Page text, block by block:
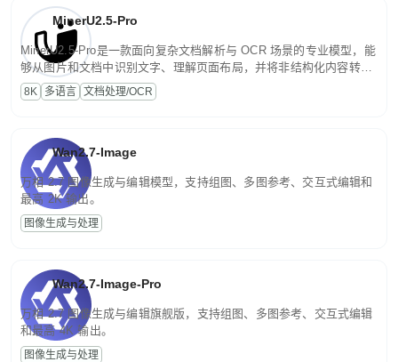
MinerU2.5-Pro
MinerU2.5-Pro是一款面向复杂文档解析与 OCR 场景的专业模型，能
够从图片和文档中识别文字、理解页面布局，并将非结构化内容转换
为便于存储、检索和二次处理的结构化结果。
8K 多语言 文档处理/OCR
Wan2.7-Image
万相 2.7 图像生成与编辑模型，支持组图、多图参考、交互式编辑和
最高 2K 输出。
图像生成与处理
Wan2.7-Image-Pro
万相 2.7 图像生成与编辑旗舰版，支持组图、多图参考、交互式编辑
和最高 4K 输出。
图像生成与处理